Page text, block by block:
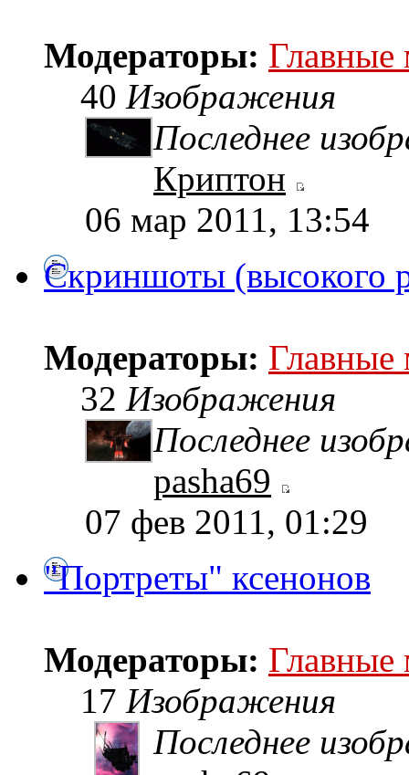
Модераторы: Главные
40 Изображения
Последнее
Криптон
06 мар 2011, 13:54
Скриншоты (высокого
Модераторы: Главные
32 Изображения
Последнее
pasha69
07 фев 2011, 01:29
"Портреты" ксенонов
Модераторы: Главные
17 Изображения
Последнее